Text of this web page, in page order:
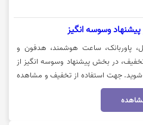
پاوربانک، ساعت هوشمند، هدفون و
میتوانید تا 50 درصد تخفیف، در بخش پیشنهاد وسوسه انگیز از
شوید. جهت استفاده از تخفیف و مشاهده